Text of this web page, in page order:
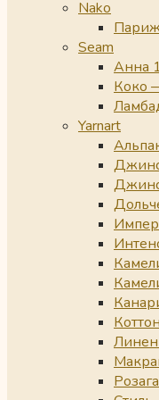
Nako
Seam
Анна
Коко
Yarnart